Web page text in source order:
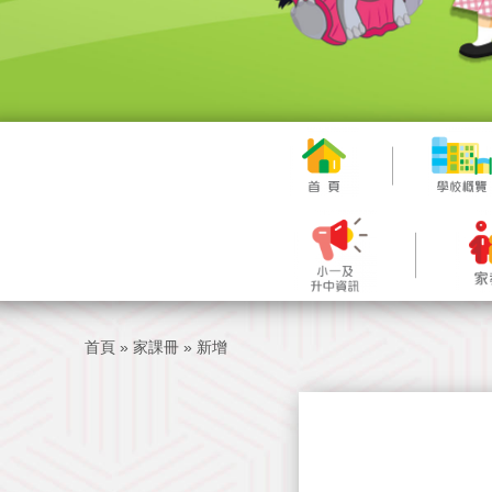
首頁 » 家課冊 » 新增